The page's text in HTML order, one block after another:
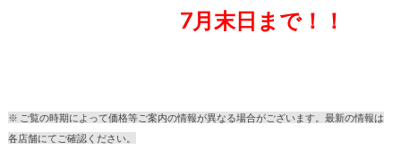
7月末日まで！！
※ ご覧の時期によって価格等ご案内の情報が異なる場合がございます。最新の情報は
各店舗にてご確認ください。